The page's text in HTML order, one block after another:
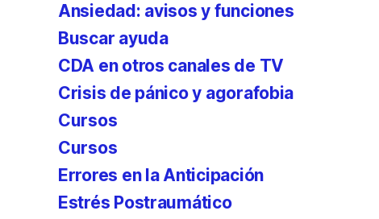
Ansiedad: avisos y funciones
Buscar ayuda
CDA en otros canales de TV
Crisis de pánico y agorafobia
Cursos
Cursos
Errores en la Anticipación
Estrés Postraumático